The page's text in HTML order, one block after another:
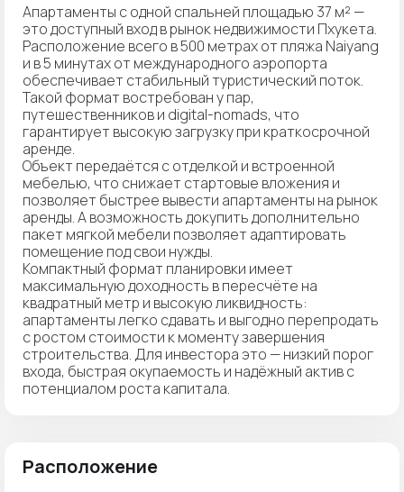
Апартаменты с одной спальней площадью 37 м² —
это доступный вход в рынок недвижимости Пхукета.
Расположение всего в 500 метрах от пляжа Naiyang
и в 5 минутах от международного аэропорта
обеспечивает стабильный туристический поток.
Такой формат востребован у пар,
путешественников и digital-nomads, что
гарантирует высокую загрузку при краткосрочной
аренде.
Объект передаётся с отделкой и встроенной
мебелью, что снижает стартовые вложения и
позволяет быстрее вывести апартаменты на рынок
аренды. А возможность докупить дополнительно
пакет мягкой мебели позволяет адаптировать
помещение под свои нужды.
Компактный формат планировки имеет
максимальную доходность в пересчёте на
квадратный метр и высокую ликвидность:
апартаменты легко сдавать и выгодно перепродать
с ростом стоимости к моменту завершения
строительства. Для инвестора это — низкий порог
входа, быстрая окупаемость и надёжный актив с
потенциалом роста капитала.
Расположение